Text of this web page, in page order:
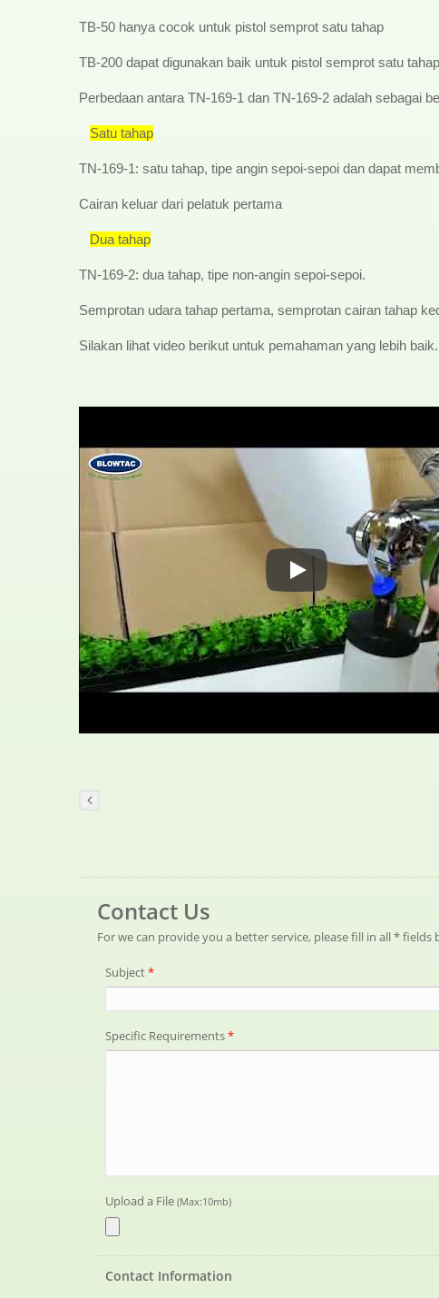
TB-50 hanya cocok untuk pistol semprot satu tahap
TB-200 dapat digunakan baik untuk pistol semprot satu
Perbedaan antara TN-169-1 dan TN-169-2 adalah sebagai
Satu tahap
TN-169-1: satu tahap, tipe angin sepoi-sepoi dan dapat
Cairan keluar dari pelatuk pertama
Dua tahap
TN-169-2: dua tahap, tipe non-angin sepoi-sepoi.
Semprotan udara tahap pertama, semprotan cairan tahap
Silakan lihat video berikut untuk pemahaman yang lebih baik.
Pistol semprot HVLP